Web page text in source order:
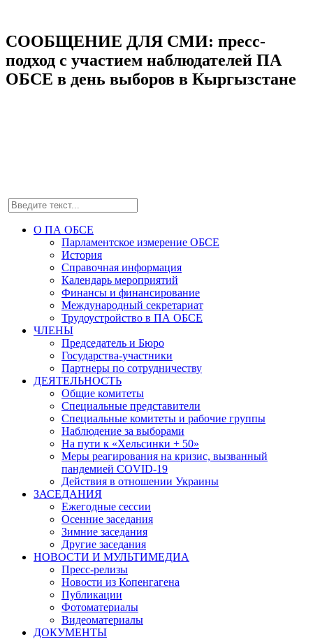
СООБЩЕНИЕ ДЛЯ СМИ: пресс-
подход с участием наблюдателей ПА
ОБСЕ в день выборов в Кыргызстане
О ПА ОБСЕ
Парламентское измерение ОБСЕ
История
Справочная информация
Календарь мероприятий
Финансы и финансирование
Международный секретариат
Трудоустройство в ПА ОБСЕ
ЧЛЕНЫ
Председатель и Бюро
Государства-участники
Партнеры по сотрудничеству
ДЕЯТЕЛЬНОСТЬ
Общие комитеты
Специальные представители
Специальные комитеты и рабочие группы
Наблюдение за выборами
На пути к «Хельсинки + 50»
Меры реагирования на кризис, вызванный
пандемией COVID-19
Действия в отношении Украины
ЗАСЕДАНИЯ
Ежегодные сессии
Осенние заседания
Зимние заседания
Другие заседания
НОВОСТИ И МУЛЬТИМЕДИА
Пресс-релизы
Новости из Копенгагена
Публикации
Фотоматериалы
Видеоматериалы
ДОКУМЕНТЫ